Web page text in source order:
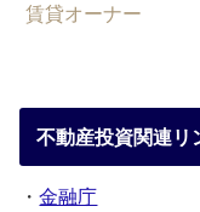
賃貸オーナー
不動産投資関連リ
・金融庁